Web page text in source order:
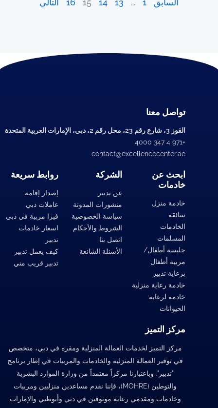
تواصل معنا
القوز 3، شارع رقم 23، محل رقم 2، دبي، الإمارات العربية المتحدة
+971 4 347 4000
contact@excellencecenter.ae
ابحث عن
خادمات
خادمة منزل
سائقة
الخادمات
المسلمات
جليسة أطفال/
مربية أطفال
برعاية تدبير
خادمة رعاية منزلية
خادمة لرعاية
الحيوانات
الشركة
عن تدبير
منشورات المدونة
سياسة الخصوصية
الشروط والأحكام
اتصل بنا
الأسئلة الشائعة
روابط سريعة
إصدار إقامة
عاملات دبي
فيزا مربية في دبي
اسعار خادمات
تدبير
كيف يعمل تدبير
تدبير قريب مني
مركز التميز
مركز التميز لخدمات العمالة المنزلية ومقره في دبي، متخصص
في توفير العمالة المنزلية والخادمات والمربيات في إطار برنامج
"تدبير". وباعتبارنا مركزاً معتمداً من وزارة الموارد البشرية
والتوطين (MOHRE)، فإننا نقدم مساعدين منزليين ومربيات
وخادمات ومقدمي رعاية موثوقين في دبي وأبوظبي والإمارات